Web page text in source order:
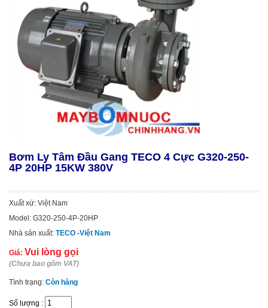
Bơm Ly Tâm Đầu Gang TECO 4 Cực G320-250-
4P 20HP 15KW 380V
Xuất xứ: Việt Nam
Model: G320-250-4P-20HP
Nhà sản xuất: TECO -Việt Nam
Giá: Vui lòng gọi
(Chưa bao gồm VAT)
Tình trạng: Còn hàng
Số lượng :